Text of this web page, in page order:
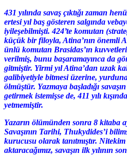
431 yılında savaş çıktığı zaman
ertesi yıl baş gösteren salgında
iyileşebilmişti. 424’te komutan
küçük bir filoyla, Atina’nın önemli
ünlü komutan Brasidas’ın
verilmiş, bunu başaramayınca da
gitmiştir. Yirmi yıl Atina’dan uzak
galibiyetiyle bitmesi üzerine,
ölmüştür. Yazmaya başladığı
getirmek istemişse de, 411 yılı
yetmemiştir.
Yazarın ölümünden sonra 8 kitaba
Savaşının Tarihi, Thukydides’i
kurucusu olarak tanıtmıştır.
aktaracağımız, savaşın ilk yılının